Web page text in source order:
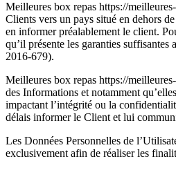
Meilleures box repas https://
Clients vers un pays situé en dehors
en informer préalablement le client.
qu’il présente les garanties
2016-679).
Meilleures box repas https://
des Informations et notamment
impactant l’intégrité ou la
délais informer le Client et lui
Les Données Personnelles de
exclusivement afin de réaliser les